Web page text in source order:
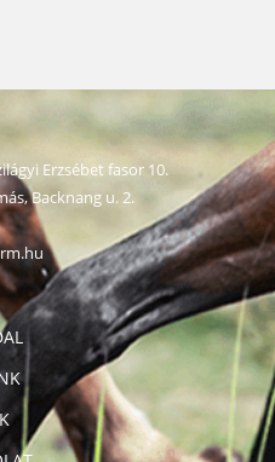
Erzsébet fasor 10.
Backnang u. 2.